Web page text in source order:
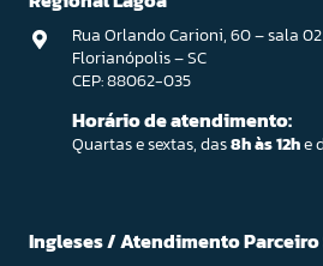
Rua Orlando Carioni, 60 – sala
Florianópolis – SC
CEP: 88062-035
Horário de atendimento:
Quartas e sextas, das8h às 12he
Ingleses / Atendimento Parceiro